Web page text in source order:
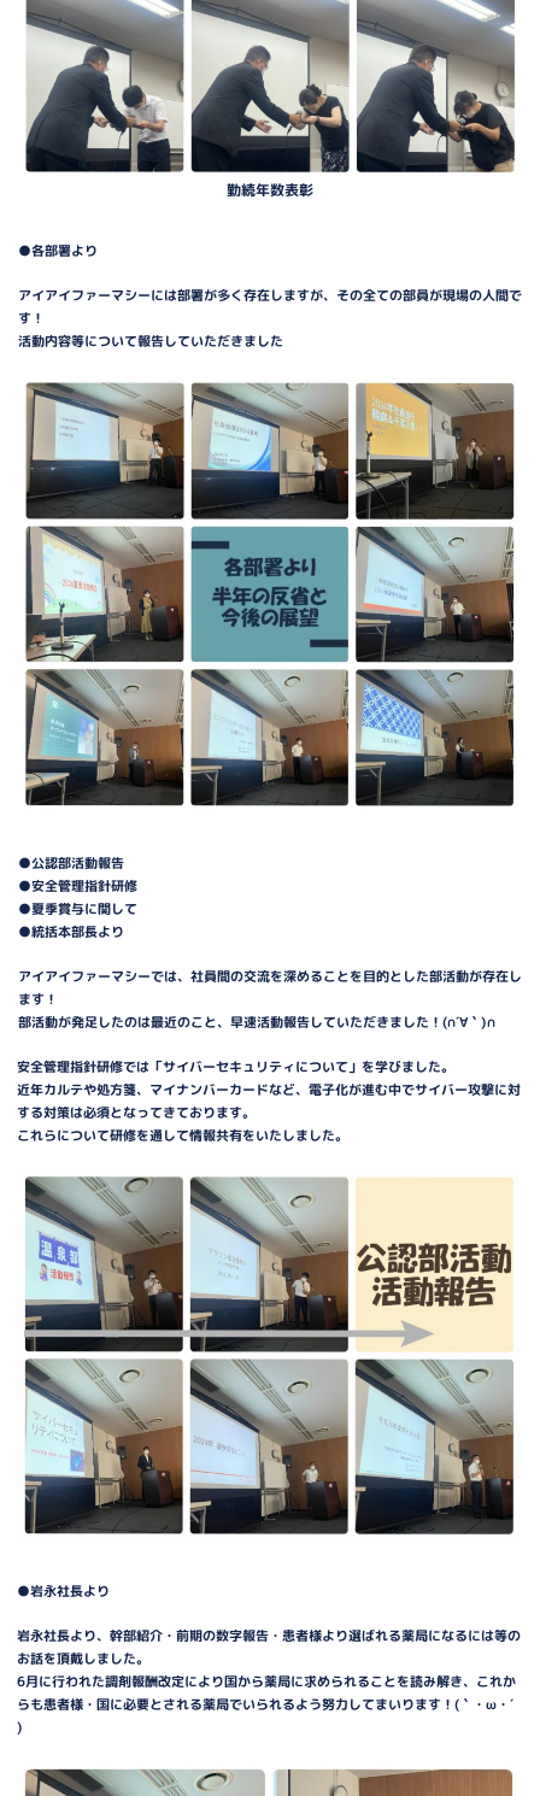
勤続年数表彰
●各部署より
アイアイファーマシーには部署が多く存在しますが、その全ての部員が現場の人間で
す！
活動内容等について報告していただきました
●公認部活動報告
●安全管理指針研修
●夏季賞与に関して
●統括本部長より
アイアイファーマシーでは、社員間の交流を深めることを目的とした部活動が存在し
ます！
部活動が発足したのは最近のこと、早速活動報告していただきました！(∩´∀｀)∩
安全管理指針研修では「サイバーセキュリティについて」を学びました。
近年カルテや処方箋、マイナンバーカードなど、電子化が進む中でサイバー攻撃に対
する対策は必須となってきております。
これらについて研修を通して情報共有をいたしました。
●岩永社長より
岩永社長より、幹部紹介・前期の数字報告・患者様より選ばれる薬局になるには等の
お話を頂戴しました。
6月に行われた調剤報酬改定により国から薬局に求められることを読み解き、これか
らも患者様・国に必要とされる薬局でいられるよう努力してまいります！(｀・ω・´
)